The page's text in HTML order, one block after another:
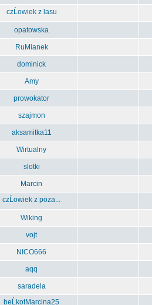
czĹowiek z lasu
opatowska
RuMianek
dominick
Amy
prowokator
szajmon
aksamitka11
Wirtualny
slotki
Marcin
czĹowiek z poza...
Wiking
vojt
NICO666
aqq
saradela
beĹkotMarcina25